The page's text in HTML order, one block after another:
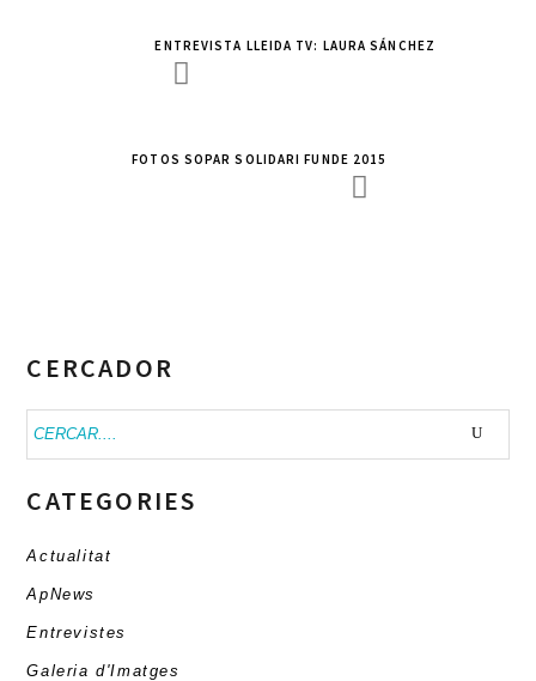
ENTREVISTA LLEIDA TV: LAURA SÁNCHEZ
FOTOS SOPAR SOLIDARI FUNDE 2015
CERCADOR
Buscar:
CATEGORIES
Actualitat
ApNews
Entrevistes
Galeria d'Imatges